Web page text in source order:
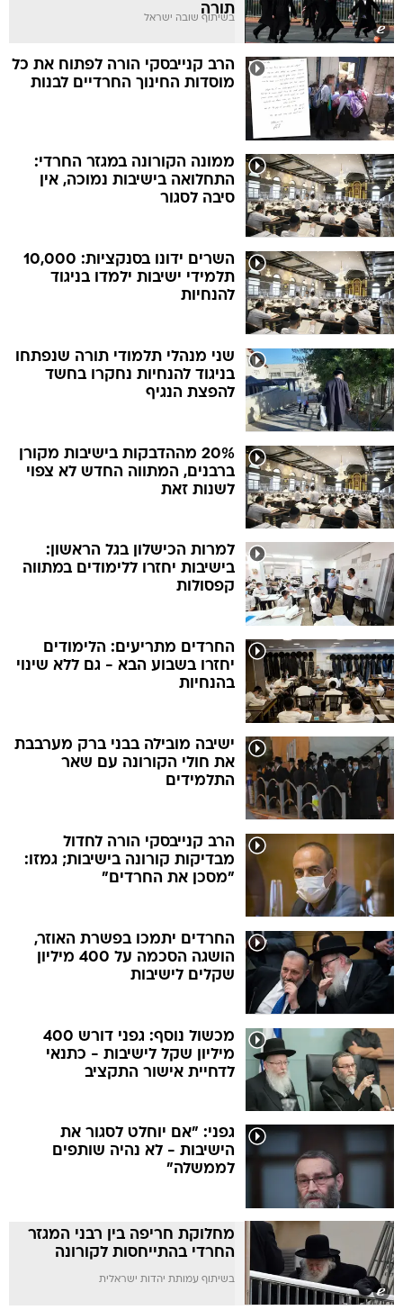
תורה
בשיתוף שובה ישראל
הרב קנייבסקי הורה לפתוח את כל
מוסדות החינוך החרדיים לבנות
ממונה הקורונה במגזר החרדי:
התחלואה בישיבות נמוכה, אין
סיבה לסגור
השרים ידונו בסנקציות: 10,000
תלמידי ישיבות ילמדו בניגוד
להנחיות
שני מנהלי תלמודי תורה שנפתחו
בניגוד להנחיות נחקרו בחשד
להפצת הנגיף
20% מההדבקות בישיבות מקורן
ברבנים, המתווה החדש לא צפוי
לשנות זאת
למרות הכישלון בגל הראשון:
בישיבות יחזרו ללימודים במתווה
קפסולות
החרדים מתריעים: הלימודים
יחזרו בשבוע הבא - גם ללא שינוי
בהנחיות
ישיבה מובילה בבני ברק מערבבת
את חולי הקורונה עם שאר
התלמידים
הרב קנייבסקי הורה לחדול
מבדיקות קורונה בישיבות; גמזו:
"מסכן את החרדים"
החרדים יתמכו בפשרת האוזר,
הושגה הסכמה על 400 מיליון
שקלים לישיבות
מכשול נוסף: גפני דורש 400
מיליון שקל לישיבות - כתנאי
לדחיית אישור התקציב
גפני: "אם יוחלט לסגור את
הישיבות - לא נהיה שותפים
לממשלה"
מחלוקת חריפה בין רבני המגזר
החרדי בהתייחסות לקורונה
בשיתוף עמותת יהדות ישראלית